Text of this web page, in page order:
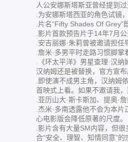
人公安娜斯塔斯亚曾经提到过
.为安娜斯塔西亚的角色试镜
.片名“Fifty Shades Of Grey”
.影片首款预告片于14年7月
.安吉丽娜·朱莉曾被邀请担任
.詹米·多男平时走路习惯脚
.《环太平洋》男星查理·汉
汉纳姆还是被替换，官方宣
.即使演不成男主角，汉纳姆
首映式上看。如果不邀请我
.亚历山大·斯卡斯加、提奥·
.杰米·多南透露他不会为本
心电影版会降低原著的尺度。
.影片含有大量SM内容，但
合“安全、理智、知情同意”的